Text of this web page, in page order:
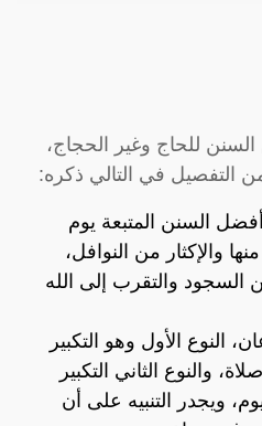
للحاج وغير الحجاج،
في التالي ذكره:
السنن المتبعة يوم
والإكثار من النوافل،
السجود والتقرب إلى الله
النوع الأول وهو التكبير
والنوع الثاني التكبير
ويجدر التنبيه على أن